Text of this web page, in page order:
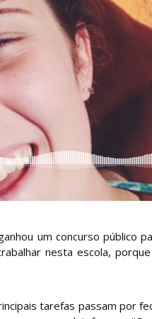
um concurso público
nesta escola,
tarefas passam por